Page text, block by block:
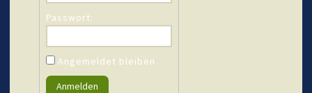
Passwort:
Angemeldet bleiben
Anmelden